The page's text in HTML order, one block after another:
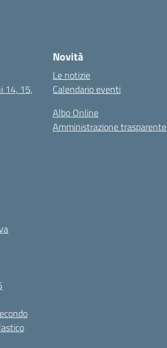
14, 15,
Novità
Le notizie
Calendario eventi
Albo Online
Amministrazione trasparente